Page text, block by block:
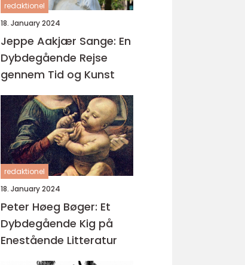
redaktionel
18. January 2024
Jeppe Aakjær Sange: En
Dybdegående Rejse
gennem Tid og Kunst
redaktionel
18. January 2024
Peter Høeg Bøger: Et
Dybdegående Kig på
Enestående Litteratur